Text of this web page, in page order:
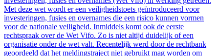
Met deze wet wordt er een veiligheidstoets geïntroduceerd voor
investeringen, fusies en overnames die een risico kunnen vormen
voor de nationale veiligheid. Inmiddels komt ook de eerste
rechtspraak over de Wet Vifo. Zo is niet altijd duidelijk of een
organisatie onder de wet valt. Recentelijk werd door de rechtbank
geoordeeld dat het meldingstraject niet gebruikt mag worden om